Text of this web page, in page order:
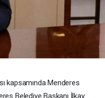
kapsamında Menderes
Belediye Başkanı İlkay